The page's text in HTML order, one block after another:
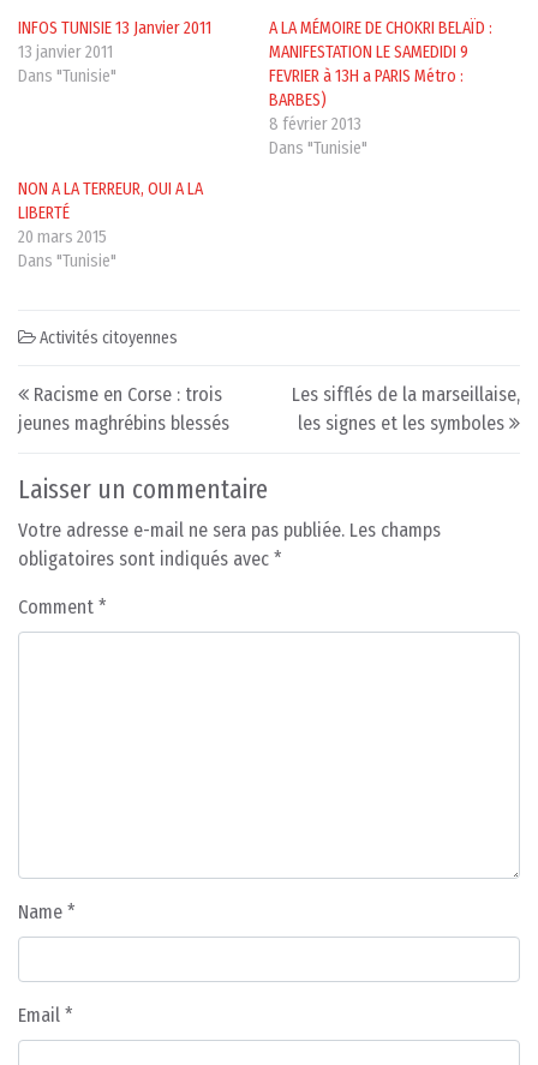
INFOS TUNISIE 13 Janvier 2011
13 janvier 2011
Dans "Tunisie"
A LA MÉMOIRE DE CHOKRI BELAÏD :
MANIFESTATION LE SAMEDIDI 9
FEVRIER à 13H a PARIS Métro :
BARBES)
8 février 2013
Dans "Tunisie"
NON A LA TERREUR, OUI A LA
LIBERTÉ
20 mars 2015
Dans "Tunisie"
Activités citoyennes
Post navigation
Racisme en Corse : trois
jeunes maghrébins blessés
Les sifflés de la marseillaise,
les signes et les symboles
Laisser un commentaire
Votre adresse e-mail ne sera pas publiée. Les champs
obligatoires sont indiqués avec *
Comment *
Name *
Email *